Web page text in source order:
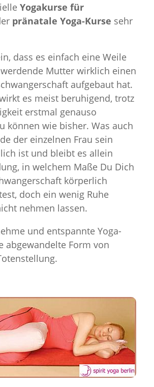
Yogakurse für
pränatale Yoga-Kurse sehr
dass es einfach eine Weile
Mutter wirklich einen
aufgebaut hat.
es meist beruhigend, trotz
erstmal genauso
können wie bisher. Was auch
der einzelnen Frau sein
ist und bleibt es allein
in welchem Maße Du Dich
körperlich
doch ein wenig Ruhe
nehmen lassen.
und entspannte Yoga-
abgewandelte Form von